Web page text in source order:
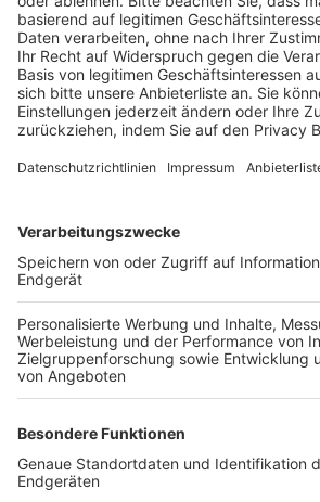
BFV-Geschäftsstellen
Trainerbörse
Login SpielPlus
FOLGE DEM BFV
TOP-VEREINE
TOP-PARTNER